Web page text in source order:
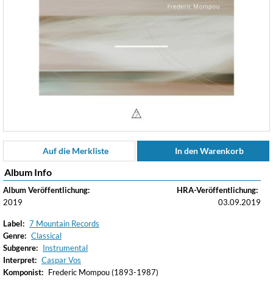
Auf die Merkliste In den Warenkorb
Album Info
Album Veröffentlichung:
2019
HRA-Veröffentlichung:
03.09.2019
Label: 7 Mountain Records
Genre: Classical
Subgenre: Instrumental
Interpret: Caspar Vos
Komponist: Frederic Mompou (1893-1987)